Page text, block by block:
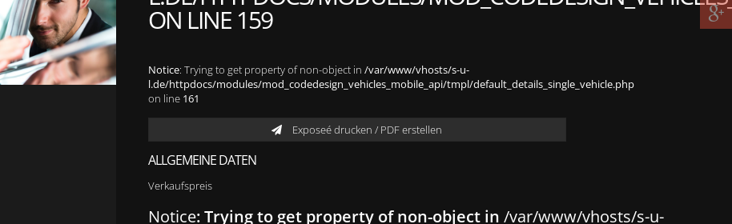
ON LINE 159
Notice: Trying to get property of non-object in /var/www/vhosts/s-u-
l.de/httpdocs/modules/mod_codedesign_vehicles_mobile_api/tmpl/default_details_single_vehicle.php
on line 161
Exposeé drucken / PDF erstellen
ALLGEMEINE DATEN
Verkaufspreis
Notice: Trying to get property of non-object in /var/www/vhosts/s-u-